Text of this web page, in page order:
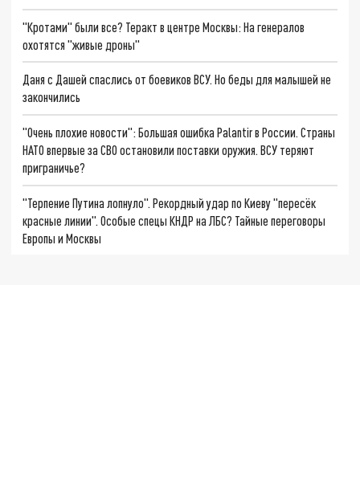
"Кротами" были все? Теракт в центре Москвы: На генералов
охотятся "живые дроны"
Даня с Дашей спаслись от боевиков ВСУ. Но беды для малышей не
закончились
"Очень плохие новости": Большая ошибка Palantir в России. Страны
НАТО впервые за СВО остановили поставки оружия. ВСУ теряют
приграничье?
"Терпение Путина лопнуло". Рекордный удар по Киеву "пересёк
красные линии". Особые спецы КНДР на ЛБС? Тайные переговоры
Европы и Москвы